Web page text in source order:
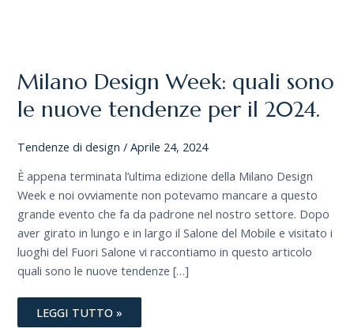
Milano Design Week: quali sono
le nuove tendenze per il 2024.
Tendenze di design /Aprile 24, 2024
È appena terminata l’ultima edizione della Milano Design
Week e noi ovviamente non potevamo mancare a questo
grande evento che fa da padrone nel nostro settore. Dopo
aver girato in lungo e in largo il Salone del Mobile e visitato i
luoghi del Fuori Salone vi raccontiamo in questo articolo
quali sono le nuove tendenze […]
QUALI
SONO
LE
NUOVE
TENDENZE
2024.
LEGGI TUTTO »